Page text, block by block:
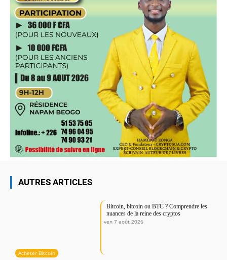
AUTRES ARTICLES
Acheter Bitcoin
Bitcoin, bitcoin ou BTC ? Comprendre les
nuances de la reine des cryptos
ven 7 août 2026